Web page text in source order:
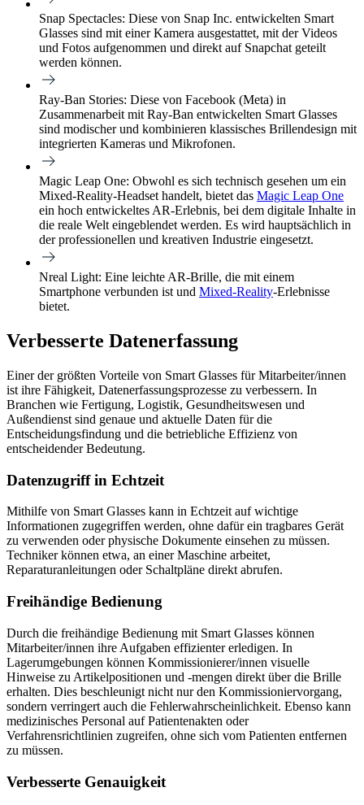
Snap Spectacles: Diese von Snap Inc. entwickelten Smart
Glasses sind mit einer Kamera ausgestattet, mit der Videos
und Fotos aufgenommen und direkt auf Snapchat geteilt
werden können.
Ray-Ban Stories: Diese von Facebook (Meta) in
Zusammenarbeit mit Ray-Ban entwickelten Smart Glasses
sind modischer und kombinieren klassisches Brillendesign mit
integrierten Kameras und Mikrofonen.
Magic Leap One: Obwohl es sich technisch gesehen um ein
Mixed-Reality-Headset handelt, bietet das Magic Leap One
ein hoch entwickeltes AR-Erlebnis, bei dem digitale Inhalte in
die reale Welt eingeblendet werden. Es wird hauptsächlich in
der professionellen und kreativen Industrie eingesetzt.
Nreal Light: Eine leichte AR-Brille, die mit einem
Smartphone verbunden ist und Mixed-Reality-Erlebnisse
bietet.
Verbesserte Datenerfassung
Einer der größten Vorteile von Smart Glasses für Mitarbeiter/innen
ist ihre Fähigkeit, Datenerfassungsprozesse zu verbessern. In
Branchen wie Fertigung, Logistik, Gesundheitswesen und
Außendienst sind genaue und aktuelle Daten für die
Entscheidungsfindung und die betriebliche Effizienz von
entscheidender Bedeutung.
Datenzugriff in Echtzeit
Mithilfe von Smart Glasses kann in Echtzeit auf wichtige
Informationen zugegriffen werden, ohne dafür ein tragbares Gerät
zu verwenden oder physische Dokumente einsehen zu müssen.
Techniker können etwa, an einer Maschine arbeitet,
Reparaturanleitungen oder Schaltpläne direkt abrufen.
Freihändige Bedienung
Durch die freihändige Bedienung mit Smart Glasses können
Mitarbeiter/innen ihre Aufgaben effizienter erledigen. In
Lagerumgebungen können Kommissionierer/innen visuelle
Hinweise zu Artikelpositionen und -mengen direkt über die Brille
erhalten. Dies beschleunigt nicht nur den Kommissioniervorgang,
sondern verringert auch die Fehlerwahrscheinlichkeit. Ebenso kann
medizinisches Personal auf Patientenakten oder
Verfahrensrichtlinien zugreifen, ohne sich vom Patienten entfernen
zu müssen.
Verbesserte Genauigkeit